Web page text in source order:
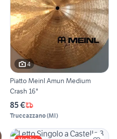
4
Piatto Meinl Amun Medium
Crash 16"
85 €
Truccazzano(MI)